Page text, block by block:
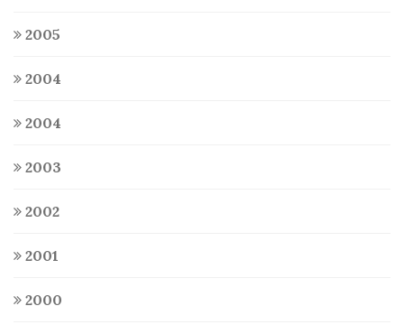
2005
2004
2004
2003
2002
2001
2000